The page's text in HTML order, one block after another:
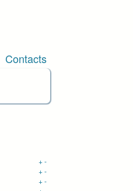
Contacts
+-
+-
+-